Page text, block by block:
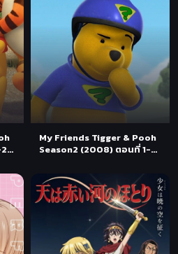
My Friends Tigger & Pooh
Season2 (2008) ตอนที่ 1-